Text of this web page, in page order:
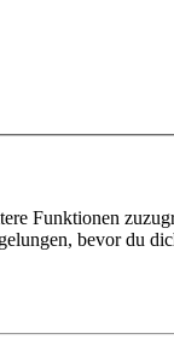
Funktionen
bevor du